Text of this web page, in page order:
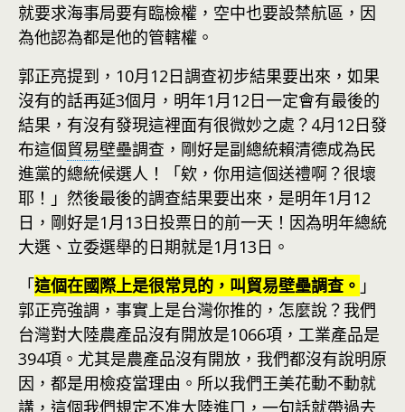
就要求海事局要有臨檢權，空中也要設禁航區，因
為他認為都是他的管轄權。
郭正亮提到，10月12日調查初步結果要出來，如果
沒有的話再延3個月，明年1月12日一定會有最後的
結果，有沒有發現這裡面有很微妙之處？4月12日發
布這個貿易壁壘調查，剛好是副總統賴清德成為民
進黨的總統候選人！「欸，你用這個送禮啊？很壞
耶！」然後最後的調查結果要出來，是明年1月12
日，剛好是1月13日投票日的前一天！因為明年總統
大選、立委選舉的日期就是1月13日。
「這個在國際上是很常見的，叫貿易壁壘調查。 」
郭正亮強調，事實上是台灣你推的，怎麼說？我們
台灣對大陸農產品沒有開放是1066項，工業產品是
394項。尤其是農產品沒有開放，我們都沒有說明原
因，都是用檢疫當理由。所以我們王美花動不動就
講，這個我們規定不准大陸進口，一句話就帶過去